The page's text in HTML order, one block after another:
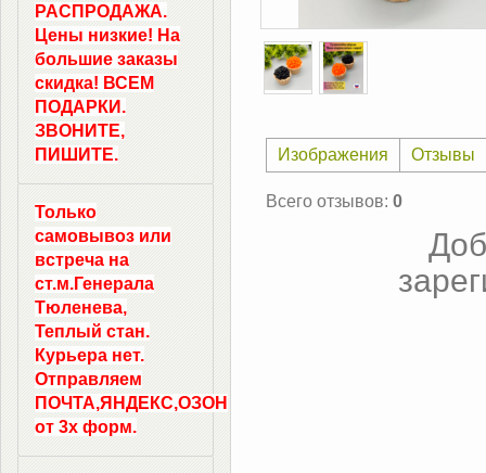
Изображения Отзывы
Всего отзывов: 0
РАСПРОДАЖА.
Цены низкие! На
большие заказы
скидка! ВСЕМ
ПОДАРКИ.
ЗВОНИТЕ,
ПИШИТЕ.
Только
самовывоз или
встреча на
ст.м.Генерала
Тюленева,
Теплый стан.
Курьера нет.
Отправляем
ПОЧТА,ЯНДЕКС,ОЗОН
от 3х форм.